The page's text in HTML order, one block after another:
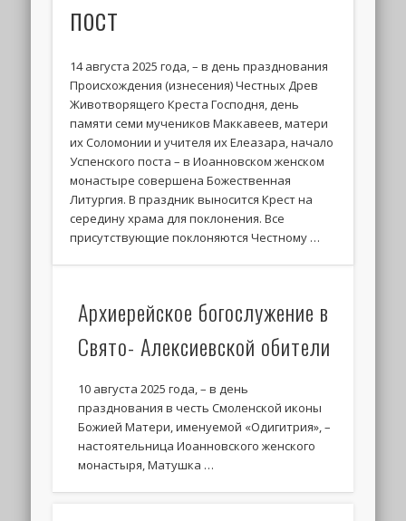
пост
14 августа 2025 года, – в день празднования
Происхождения (изнесения) Честных Древ
Животворящего Креста Господня, день
памяти семи мучеников Маккавеев, матери
их Соломонии и учителя их Елеазара, начало
Успенского поста – в Иоанновском женском
монастыре совершена Божественная
Литургия. В праздник выносится Крест на
середину храма для поклонения. Все
присутствующие поклоняются Честному …
Архиерейское богослужение в
Свято- Алексиевской обители
10 августа 2025 года, – в день
празднования в честь Смоленской иконы
Божией Матери, именуемой «Одигитрия», –
настоятельница Иоанновского женского
монастыря, Матушка …